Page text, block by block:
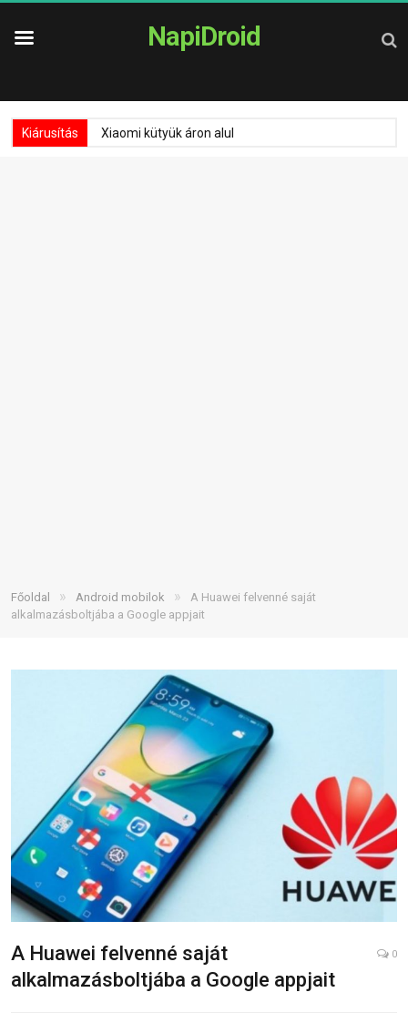
NapiDroid
Kiárusítás Xiaomi kütyük áron alul
Főoldal » Android mobilok »
A Huawei felvenné saját
alkalmazásboltjába a Google appjait
A Huawei felvenné saját
alkalmazásboltjába a Google appjait
0